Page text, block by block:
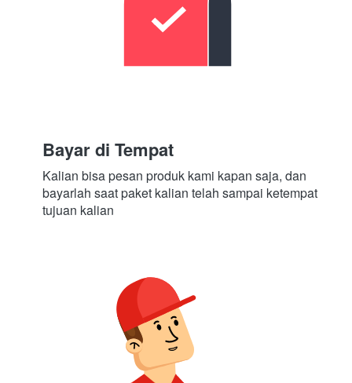
Bayar di Tempat
Kalian bisa pesan produk kami kapan saja, dan
bayarlah saat paket kalian telah sampai ketempat
tujuan kalian